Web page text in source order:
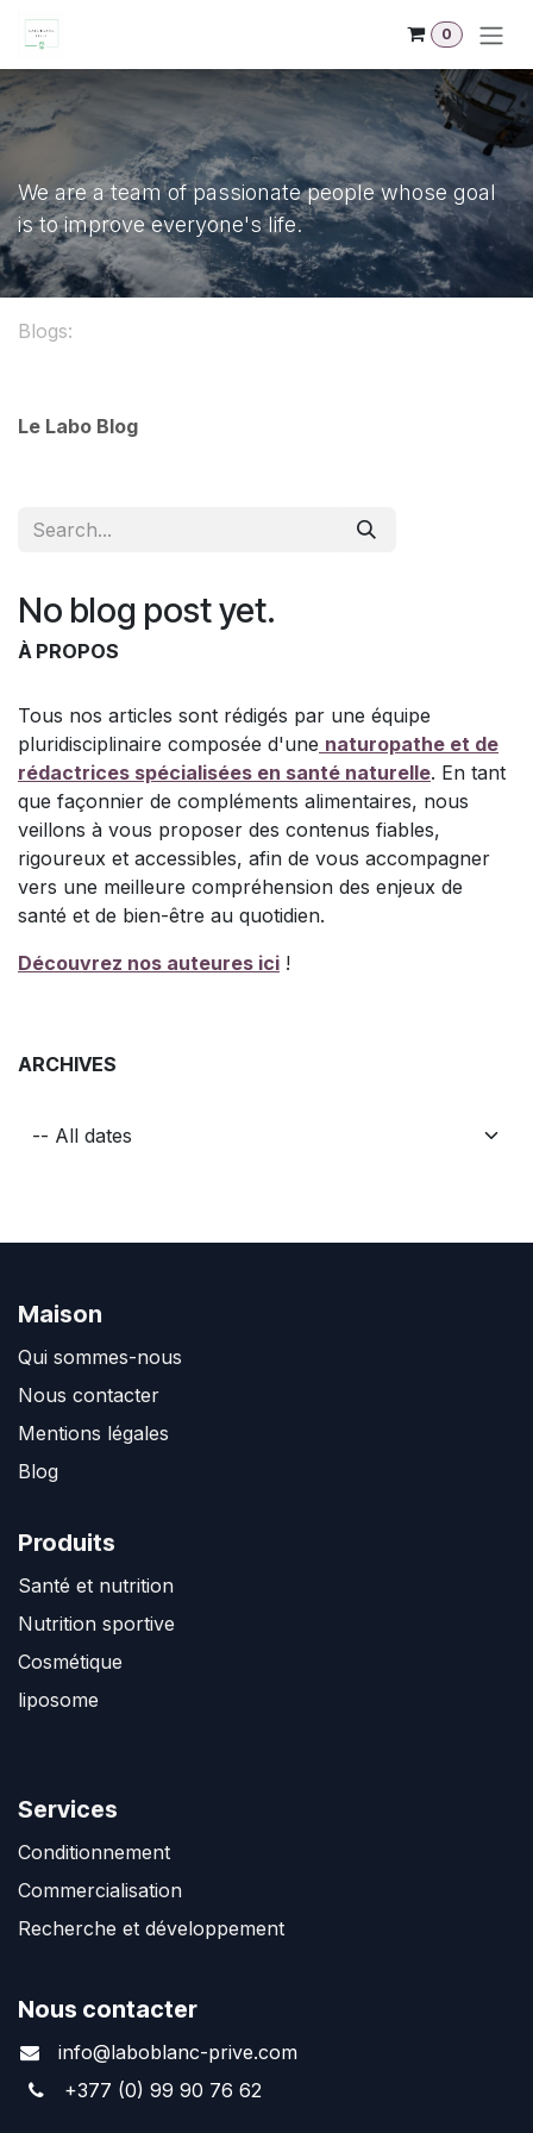
Skip to Content
0
We are a team of passionate people whose goal
is to improve everyone's life.
Blogs:
Le Labo Blog
No blog post yet.
À PROPOS
Tous nos articles sont rédigés par une équipe
pluridisciplinaire composée d'une naturopathe et de
rédactrices spécialisées en santé naturelle. En tant
que façonnier de compléments alimentaires, nous
veillons à vous proposer des contenus fiables,
rigoureux et accessibles, afin de vous accompagner
vers une meilleure compréhension des enjeux de
santé et de bien-être au quotidien.
Découvrez nos auteures ici !
ARCHIVES
Maison
Qui sommes-nous
Nous contacter
Mentions légales
Blog
Produits
Santé et nutrition
Nutrition sportive
Cosmétique
liposome
Services
Conditionnement
Commercialisation
Recherche et développement
Nous contacter
info@laboblanc-prive.com
+377 (0) 99 90 76 62